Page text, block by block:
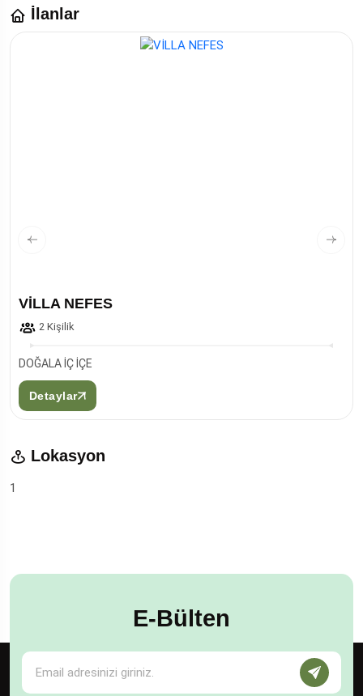
İlanlar
VİLLA NEFES
2 Kişilik
DOĞALA İÇ İÇE
Detaylar
Lokasyon
1
E-Bülten